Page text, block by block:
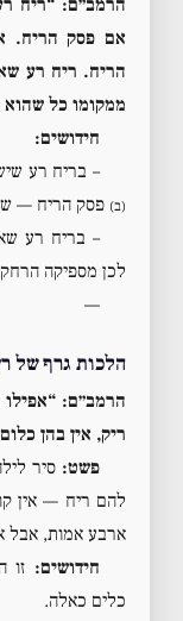
אם פסק הריח.
הריח. ריח רע
ממקומו כל שהוא
חידושים:
– בריח רע
(ב) פסק הריח —
– בריח רע
לכן מספיקה
—
הלכות גרף של
הרמב״ם:
ריק, אין בהן
פשט: סיר
להם ריח — אין
ארבע אמות, אבל
חידושים: זו
כלים כאלה.